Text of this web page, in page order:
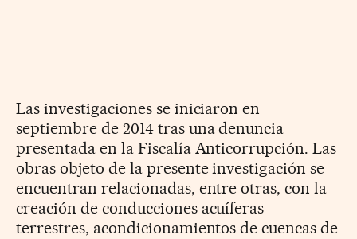
Las investigaciones se iniciaron en
septiembre de 2014 tras una denuncia
presentada en la Fiscalía Anticorrupción. Las
obras objeto de la presente investigación se
encuentran relacionadas, entre otras, con la
creación de conducciones acuíferas
terrestres, acondicionamientos de cuencas de